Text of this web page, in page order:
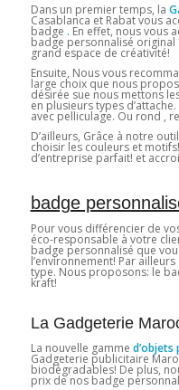
Dans un premier temps, la
Casablanca et Rabat vous
badge . En effet, nous vous
badge personnalisé original
grand espace de créativité!
Ensuite, Nous vous
large choix que nous
désirée sue nous mettons
en plusieurs types
avec pelliculage. Ou rond ,
D’ailleurs, Grâce à notre
choisir les couleurs et
d’entreprise parfait! et
badge
Pour vous différencier de
éco-responsable à votre
badge personnalisé que
l’environnement! Par
type. Nous proposons: le
kraft!
La Gadgeterie
La nouvelle gamme
Gadgeterie publicitaire
biodégradables! De plus,
prix de nos badge